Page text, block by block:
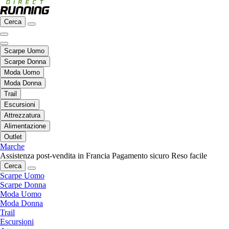
Cerca
Scarpe Uomo
Scarpe Donna
Moda Uomo
Moda Donna
Trail
Escursioni
Attrezzatura
Alimentazione
Outlet
Marche
Assistenza post-vendita in Francia Pagamento sicuro Reso facile
Cerca
Scarpe Uomo
Scarpe Donna
Moda Uomo
Moda Donna
Trail
Escursioni